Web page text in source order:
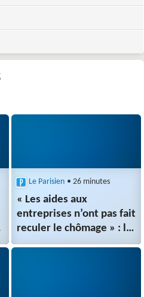
Le Parisien • 26 minutes
« Les aides aux
entreprises n’ont pas fait
reculer le chômage » : le
plein-emploi, pari perdu